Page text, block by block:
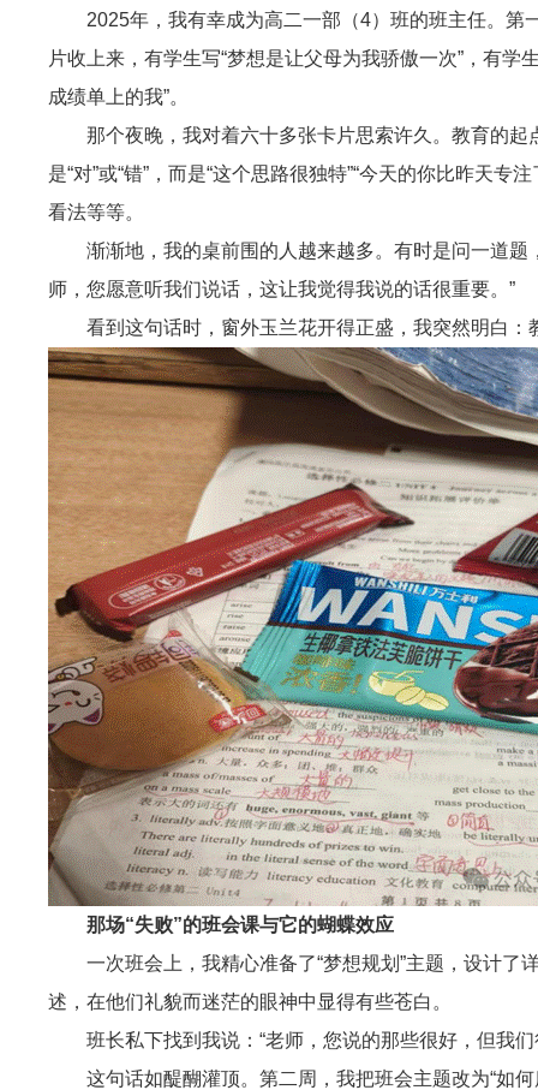
2025年，我有幸成为高二一部（4）班的班主任。第
片收上来，有学生写“梦想是让父母为我骄傲一次”，有
成绩单上的我”。
那个夜晚，我对着六十多张卡片思索许久。教育的
是“对”或“错”，而是“这个思路很独特”“今天的你比昨天
看法等等。
渐渐地，我的桌前围的人越来越多。有时是问一道
师，您愿意听我们说话，这让我觉得我说的话很重要。”
看到这句话时，窗外玉兰花开得正盛，我突然明白
那场“失败”的班会课与它的蝴蝶效应
一次班会上，我精心准备了“梦想规划”主题，设计
述，在他们礼貌而迷茫的眼神中显得有些苍白。
班长私下找到我说：“老师，您说的那些很好，但我
这句话如醍醐灌顶。第二周，我把班会主题改为“如